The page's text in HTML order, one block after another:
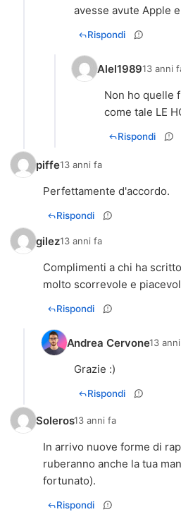
avesse avute Apple
Rispondi
Alel198913 anni
Non ho quelle
come tale LE
Rispondi
piffe13 anni fa
Perfettamente d'accordo.
Rispondi
gilez13 anni fa
Complimenti a chi ha
molto scorrevole e
Rispondi
Andrea Cervone13
Grazie :)
Rispondi
Soleros13 anni fa
In arrivo nuove forme di
ruberanno anche la tua
fortunato).
Rispondi